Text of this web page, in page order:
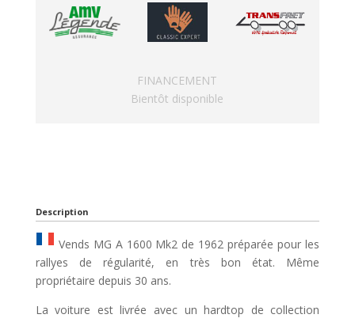
FINANCEMENT
Bientôt disponible
Description
Vends MG A 1600 Mk2 de 1962 préparée pour les
rallyes de régularité, en très bon état. Même
propriétaire depuis 30 ans.
La voiture est livrée avec un hardtop de collection